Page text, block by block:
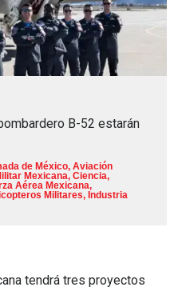
B-52 estarán
de México, Aviación
Mexicana, Ciencia,
Aérea Mexicana,
Militares, Industria
tendrá tres proyectos